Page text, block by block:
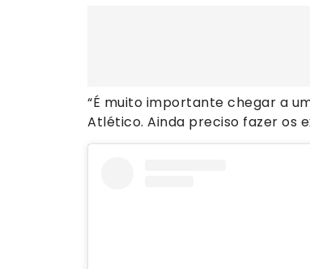
“É muito importante chegar a
Atlético. Ainda preciso fazer os